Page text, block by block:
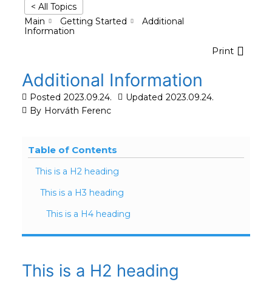
< All Topics
Main
Getting Started
Additional
Information
Print
Additional Information
Posted 2023.09.24. Updated 2023.09.24.
By Horváth Ferenc
Table of Contents
This is a H2 heading
This is a H3 heading
This is a H4 heading
This is a H2 heading